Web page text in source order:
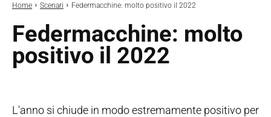
Home Scenari Federmacchine: molto positivo il 2022
Federmacchine: molto
positivo il 2022
L'anno si chiude in modo estremamente positivo per